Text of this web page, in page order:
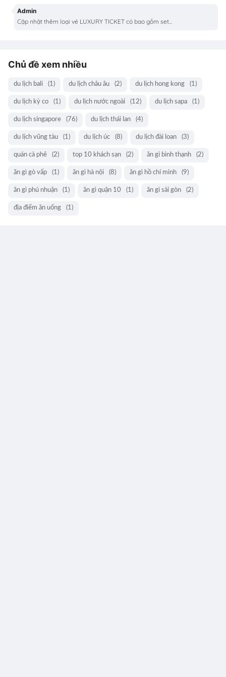
Admin
Cập nhật thêm loại vé LUXURY TICKET có bao gồm set...
Chủ đề xem nhiều
du lịch bali (1) du lịch châu âu (2) du lịch hong kong (1)
du lịch kỳ co (1) du lịch nước ngoài (12) du lịch sapa (1)
du lịch singapore (76) du lịch thái lan (4)
du lịch vũng tàu (1) du lịch úc (8) du lịch đài loan (3)
quán cà phê (2) top 10 khách sạn (2) ăn gì bình thạnh (2)
ăn gì gò vấp (1) ăn gì hà nội (8) ăn gì hồ chí minh (9)
ăn gì phú nhuận (1) ăn gì quận 10 (1) ăn gì sài gòn (2)
địa điểm ăn uống (1)